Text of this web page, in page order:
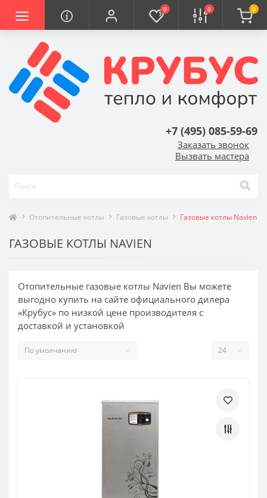
0 0 0
+7 (495) 085-59-69
Заказать звонок
Вызвать мастера
Отопительные котлы Газовые котлы Газовые котлы Navien
ГАЗОВЫЕ КОТЛЫ NAVIEN
Отопительные газовые котлы Navien Вы можете
выгодно купить на сайте официального дилера
«Крубус» по низкой цене производителя с
доставкой и установкой